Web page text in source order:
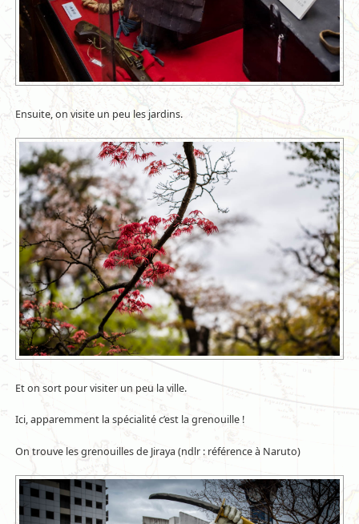
Ensuite, on visite un peu les jardins.
Et on sort pour visiter un peu la ville.
Ici, apparemment la spécialité c’est la grenouille !
On trouve les grenouilles de Jiraya (ndlr : référence à Naruto)